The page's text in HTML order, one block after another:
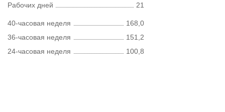
Рабочих дней
21
40-часовая неделя
168,0
36-часовая неделя
151,2
24-часовая неделя
100,8